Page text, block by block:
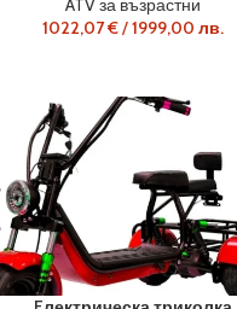
ATV за възрастни
1022,07€/1999,00 лв.